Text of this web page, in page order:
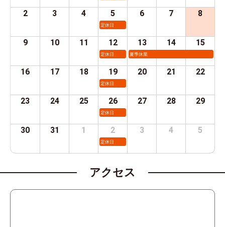
2 3 4 5
定休日
6 7 8
9 10 11 12
定休日
13
夏季休業
14 15
16 17 18 19
定休日
20 21 22
23 24 25 26
定休日
27 28 29
30 31 1 2
定休日
3 4 5
アクセス